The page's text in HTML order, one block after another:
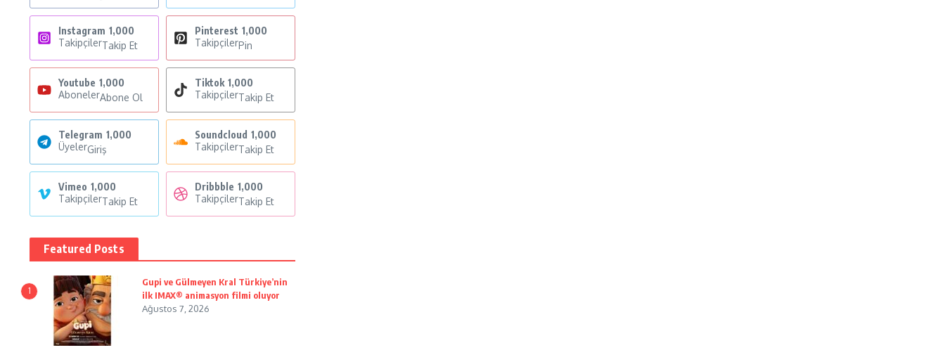
Instagram 1,000
TakipçilerTakip Et
Pinterest 1,000
TakipçilerPin
Youtube 1,000
AbonelerAbone Ol
Tiktok 1,000
TakipçilerTakip Et
Telegram 1,000
ÜyelerGiriş
Soundcloud 1,000
TakipçilerTakip Et
Vimeo 1,000
TakipçilerTakip Et
Dribbble 1,000
TakipçilerTakip Et
Featured Posts
1
Gupi ve Gülmeyen Kral Türkiye’nin
ilk IMAX® animasyon filmi oluyor
Ağustos 7, 2026